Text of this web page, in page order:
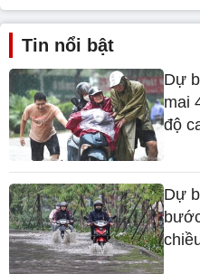
Tin nổi bật
Dự
mai
độ
Dự